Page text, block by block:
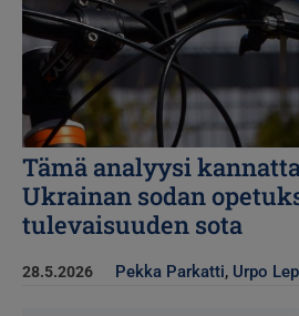
Tämä analyysi
Ukrainan sodan
tulevaisuuden sota
28.5.2026 Pekka Parkatti, Urpo